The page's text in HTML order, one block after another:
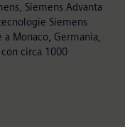
Siemens Advanta
Siemens
Monaco, Germania,
circa 1000